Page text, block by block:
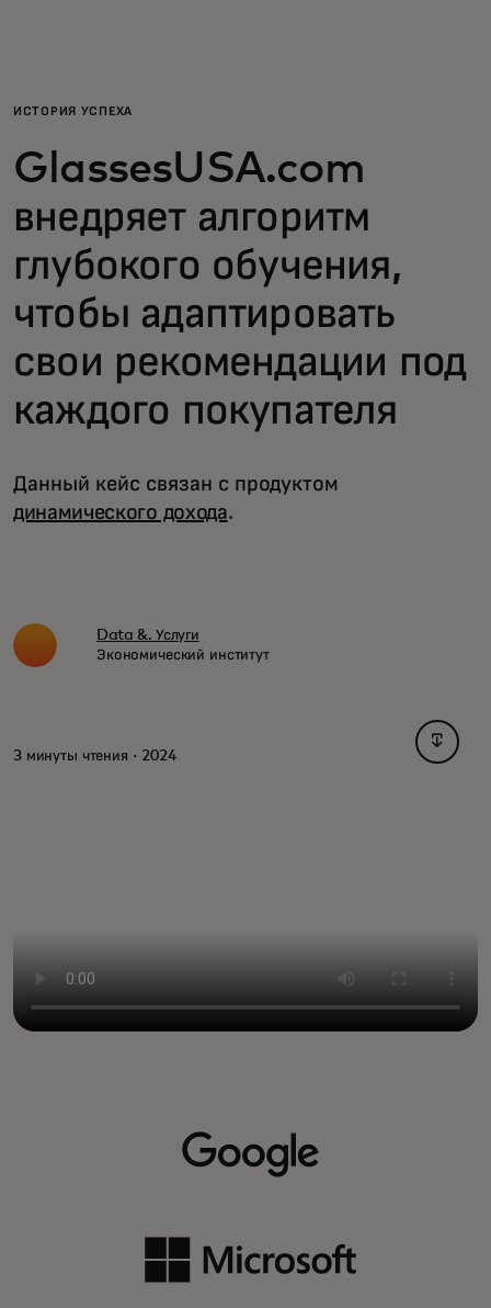
Для бизнеса
Для всего мира
Для новаторов
Новости и тренды
ИСТОРИЯ УСПЕХА
GlassesUSA.com
внедряет алгоритм
глубокого обучения,
чтобы адаптировать
свои рекомендации под
каждого покупателя
Данный кейс связан с продуктом
динамического дохода.
Data &. Услуги
Экономический институт
3 минуты чтения · 2024
opens